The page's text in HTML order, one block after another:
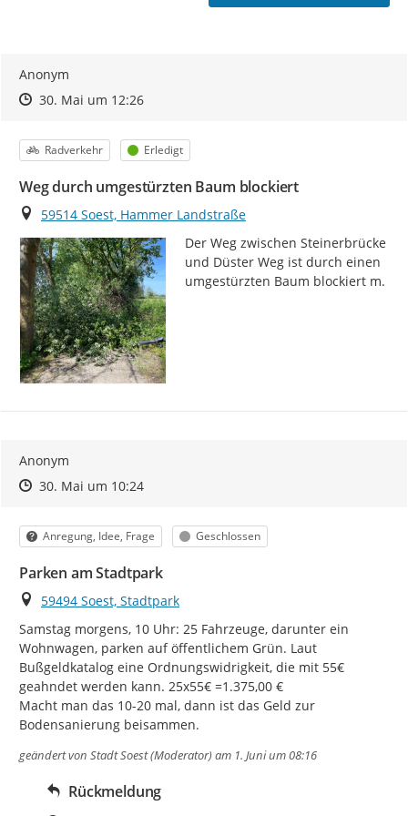
Anonym
Zeitpunkt des Erstellens
Zeitpunkt des Erstellens
30. Mai um 12:26Zur Äußerung
Kategorie
Radverkehr Status
Erledigt
Weg durch umgestürzten Baum blockiert
Ort
59514 Soest, Hammer Landstraße
Der Weg zwischen Steinerbrücke
und Düster Weg ist durch einen
umgestürzten Baum blockiert m.
Anonym
Zeitpunkt des Erstellens
Zeitpunkt des Erstellens
30. Mai um 10:24Zur Äußerung
Kategorie
Anregung, Idee, Frage Status
Geschlossen
Parken am Stadtpark
Ort
59494 Soest, Stadtpark
Samstag morgens, 10 Uhr: 25 Fahrzeuge, darunter ein
Wohnwagen, parken auf öffentlichem Grün. Laut
Bußgeldkatalog eine Ordnungswidrigkeit, die mit 55€
geahndet werden kann. 25x55€ =1.375,00 €
Macht man das 10-20 mal, dann ist das Geld zur
Bodensanierung beisammen.
geändert von Stadt Soest (Moderator)am 1. Juni um 08:16
Rückmeldung